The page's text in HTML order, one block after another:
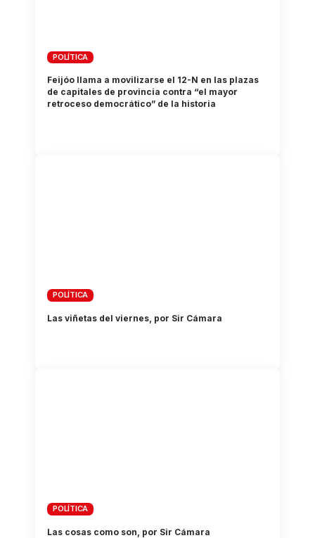
POLÍTICA
Feijóo llama a movilizarse el 12-N en las plazas
de capitales de provincia contra “el mayor
retroceso democrático” de la historia
POLÍTICA
Las viñetas del viernes, por Sir Cámara
POLÍTICA
Las cosas como son, por Sir Cámara